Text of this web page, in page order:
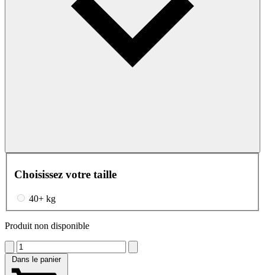
Choisissez votre taille
40+ kg
Produit non disponible
Dans le panier